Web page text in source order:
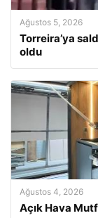
Ağustos 5, 2026
Torreira’ya
oldu
Ağustos 4, 2026
Açık Hava